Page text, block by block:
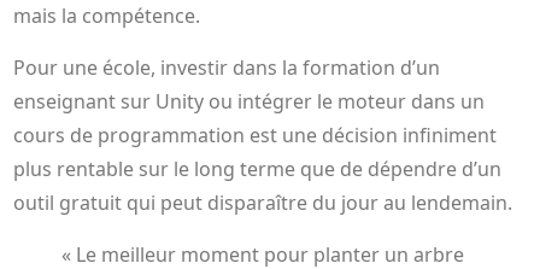
mais la compétence.
Pour une école, investir dans la formation d’un
enseignant sur Unity ou intégrer le moteur dans un
cours de programmation est une décision infiniment
plus rentable sur le long terme que de dépendre d’un
outil gratuit qui peut disparaître du jour au lendemain.
« Le meilleur moment pour planter un arbre